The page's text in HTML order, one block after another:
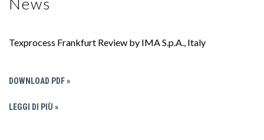
Texprocess Frankfurt Review by IMA S.p.A., Italy
DOWNLOAD PDF »
LEGGI DI PIÙ »